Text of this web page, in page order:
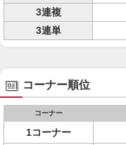
3連複
3連単
コーナー順位
コーナー
1コーナー